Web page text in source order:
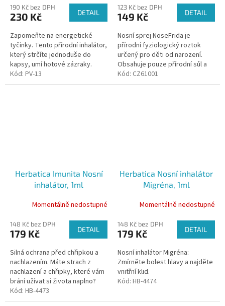
190 Kč bez DPH
230 Kč DETAIL
Zapomeňte na energetické
tyčinky. Tento přírodní inhalátor,
který strčíte jednoduše do
kapsy, umí hotové zázraky.
Aromatické oleje obsažené v
této malé tyčince vnesou do
Kód: PV-13
123 Kč bez DPH
149 Kč DETAIL
Nosní sprej NoseFrida je
přírodní fyziologický roztok
určený pro děti od narození.
Obsahuje pouze přírodní sůl a
vodu. Hydratuje nosní dírky pro
bezproblémové odsávání hlenů
Kód: CZ61001
Herbatica Imunita Nosní
inhalátor, 1ml
Momentálně nedostupné
148 Kč bez DPH
179 Kč DETAIL
Silná ochrana před chřipkou a
nachlazením. Máte strach z
nachlazení a chřipky, které vám
brání užívat si života naplno?
Trápí vás oslabená imunita a
nemoci se na vás doslova...
Kód: HB-4473
Herbatica Nosní inhalátor
Migréna, 1ml
Momentálně nedostupné
148 Kč bez DPH
179 Kč DETAIL
Nosní inhalátor Migréna:
Zmírněte bolest hlavy a najděte
vnitřní klid.
Kód: HB-4474